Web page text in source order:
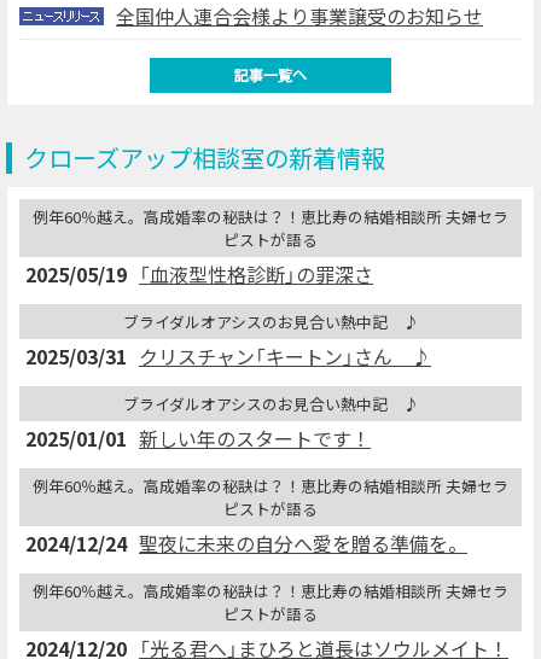
全国仲人連合会様より事業譲受のお知らせ
クローズアップ相談室の新着情報
2025/05/19 「血液型性格診断」の罪深さ
例年60％越え。高成婚率の秘訣は？！恵比寿の結婚相談所 夫婦セラ
ピストが語る
2025/03/31 クリスチャン「キートン」さん ♪
ブライダルオアシスのお見合い熱中記 ♪
2025/01/01 新しい年のスタートです！
ブライダルオアシスのお見合い熱中記 ♪
2024/12/24 聖夜に未来の自分へ愛を贈る準備を。
例年60％越え。高成婚率の秘訣は？！恵比寿の結婚相談所 夫婦セラ
ピストが語る
2024/12/20 「光る君へ」まひろと道長はソウルメイト！
例年60％越え。高成婚率の秘訣は？！恵比寿の結婚相談所 夫婦セラ
ピストが語る